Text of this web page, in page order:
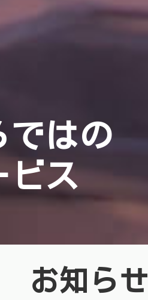
ではの
ビス
お知らせ